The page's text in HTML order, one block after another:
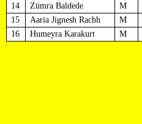
14
Zümra Baldede M
15
Aaria Jignesh Rachh M
16
Humeyra Karakurt M